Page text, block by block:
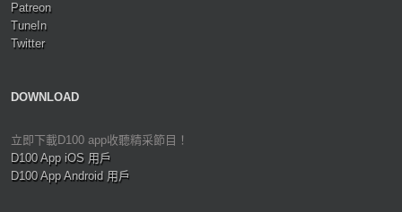
Patreon
TuneIn
Twitter
DOWNLOAD
立即下載D100 app收聽精采節目！
D100 App iOS 用戶
D100 App Android 用戶